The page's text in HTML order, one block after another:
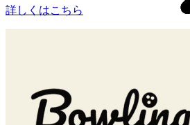
詳しくはこちら